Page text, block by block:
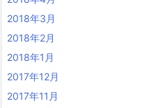
2018年3月
2018年2月
2018年1月
2017年12月
2017年11月